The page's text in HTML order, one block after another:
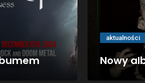
aktualności
Nowy